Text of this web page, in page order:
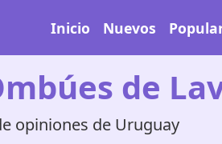
Inicio Nuevos
de
opiniones de Uruguay